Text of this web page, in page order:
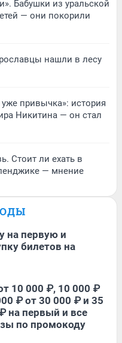
Бабушки из уральской
— они покорили
нашли в лесу
привычка»: история
Никитина — он стал
Стоит ли ехать в
— мнение
на первую и
билетов на
10 000 ₽, 10 000 ₽
₽ от 30 000 ₽ и 35
на первый и все
по промокоду